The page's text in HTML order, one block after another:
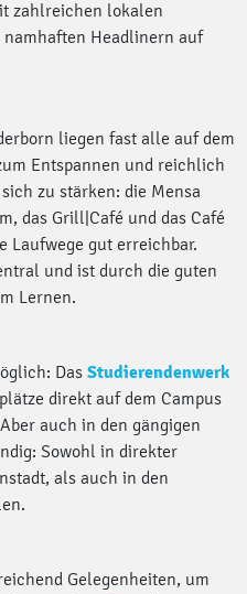
zahlreichen lokalen
Headlinern auf
liegen fast alle auf dem
Entspannen und reichlich
zu stärken: die Mensa
das Grill|Café und das Café
Laufwege gut erreichbar.
und ist durch die guten
Lernen.
Das Studierendenwerk
direkt auf dem Campus
auch in den gängigen
Sowohl in direkter
als auch in den
Gelegenheiten, um